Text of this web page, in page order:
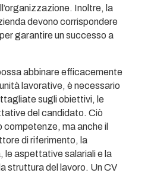
Inoltre, la
devono corrispondere
garantire un successo a
abbinare efficacemente
lavorative, è necessario
sugli obiettivi, le
del candidato. Ciò
competenze, ma anche il
di riferimento, la
aspettative salariali e la
struttura del lavoro. Un CV